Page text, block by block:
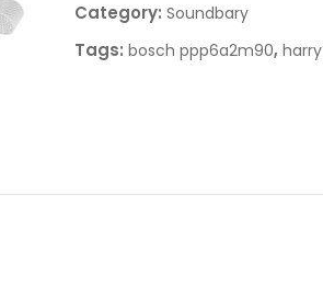
Category: Soundbary
Tags: bosch ppp6a2m90,